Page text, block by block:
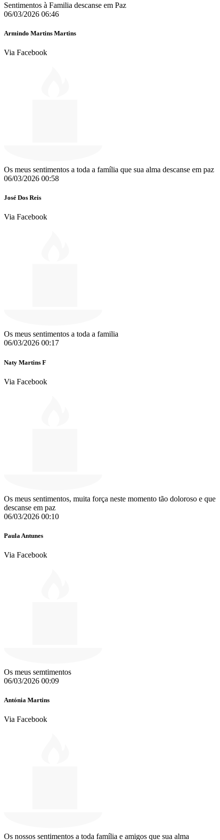
Sentimentos à Familia descanse em Paz
06/03/2026 06:46
Armindo Martins Martins
Via Facebook
Os meus sentimentos a toda a família que sua alma descanse em paz
06/03/2026 00:58
José Dos Reis
Via Facebook
Os meus sentimentos a toda a familia
06/03/2026 00:17
Naty Martins F
Via Facebook
Os meus sentimentos, muita força neste momento tão doloroso e que
descanse em paz
06/03/2026 00:10
Paula Antunes
Via Facebook
Os meus semtimentos
06/03/2026 00:09
Antónia Martins
Via Facebook
Os nossos sentimentos a toda família e amigos que sua alma